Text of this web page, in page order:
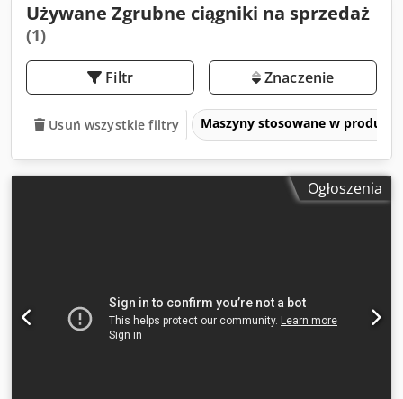
Używane Zgrubne ciągniki na sprzedaż
(1)
Filtr Znaczenie
Usuń wszystkie filtry Maszyny stosowane w
Ogłoszenia